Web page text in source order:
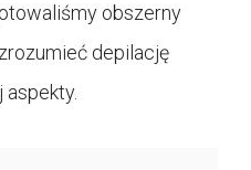
obszerny
depilację
aspekty.